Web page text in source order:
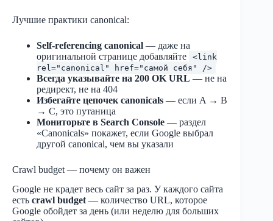
Лучшие практики canonical:
Self-referencing canonical — даже на
оригинальной странице добавляйте
<link
rel="canonical" href="самой себя" />
Всегда указывайте на 200 OK URL — не на
редирект, не на 404
Избегайте цепочек canonicals — если A → B
→ C, это путаница
Мониторьте в Search Console — раздел
«Canonicals» покажет, если Google выбрал
другой canonical, чем вы указали
Crawl budget — почему он важен
Google не крадет весь сайт за раз. У каждого сайта
есть crawl budget — количество URL, которое
Google обойдет за день (или неделю для больших